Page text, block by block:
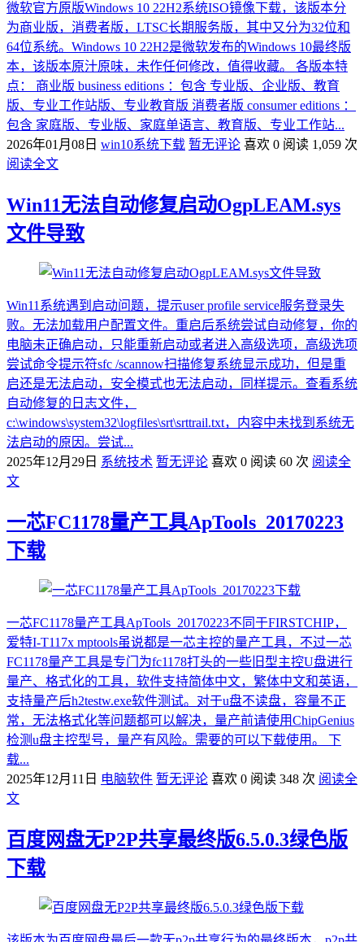
微软官方原版Windows 10 22H2系统ISO镜像下载，该版本分
为商业版，消费者版，LTSC长期服务版，其中又分为32位和
64位系统。Windows 10 22H2是微软发布的Windows 10最终版
本，该版本原汁原味，未作任何修改，值得收藏。 各版本特
点： 商业版 business editions ：包含 专业版、企业版、教育
版、专业工作站版、专业教育版 消费者版 consumer editions ：
包含 家庭版、专业版、家庭单语言、教育版、专业工作站...
2026年01月08日 win10系统下载 暂无评论 喜欢 0 阅读 1,059 次
阅读全文
Win11无法自动修复启动OgpLEAM.sys
文件导致
Win11系统遇到启动问题，提示user profile service服务登录失
败。无法加载用户配置文件。重启后系统尝试自动修复，你的
电脑未正确启动，只能重新启动或者进入高级选项，高级选项
尝试命令提示符sfc /scannow扫描修复系统显示成功，但是重
启还是无法启动，安全模式也无法启动，同样提示。查看系统
自动修复的日志文件，
c:\windows\system32\logfiles\srt\srttrail.txt，内容中未找到系统无
法启动的原因。尝试...
2025年12月29日 系统技术 暂无评论 喜欢 0 阅读 60 次 阅读全
文
一芯FC1178量产工具ApTools_20170223
下载
一芯FC1178量产工具ApTools_20170223不同于FIRSTCHIP，
爱特I-T117x mptools虽说都是一芯主控的量产工具，不过一芯
FC1178量产工具是专门为fc1178打头的一些旧型主控U盘进行
量产、格式化的工具，软件支持简体中文，繁体中文和英语，
支持量产后h2testw.exe软件测试。对于u盘不读盘，容量不正
常，无法格式化等问题都可以解决，量产前请使用ChipGenius
检测u盘主控型号，量产有风险。需要的可以下载使用。 下
载...
2025年12月11日 电脑软件 暂无评论 喜欢 0 阅读 348 次 阅读全
文
百度网盘无P2P共享最终版6.5.0.3绿色版
下载